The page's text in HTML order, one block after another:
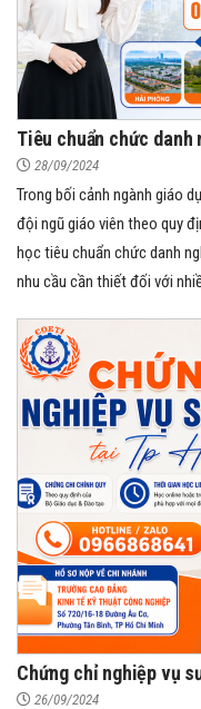
Tiêu chuẩn chức
28/09/2024
Trong bối cảnh ngành giáo
đội ngũ giáo viên theo quy
học tiêu chuẩn chức danh
nhu cầu cần thiết đối với
Chứng chỉ nghiệp vụ
26/09/2024